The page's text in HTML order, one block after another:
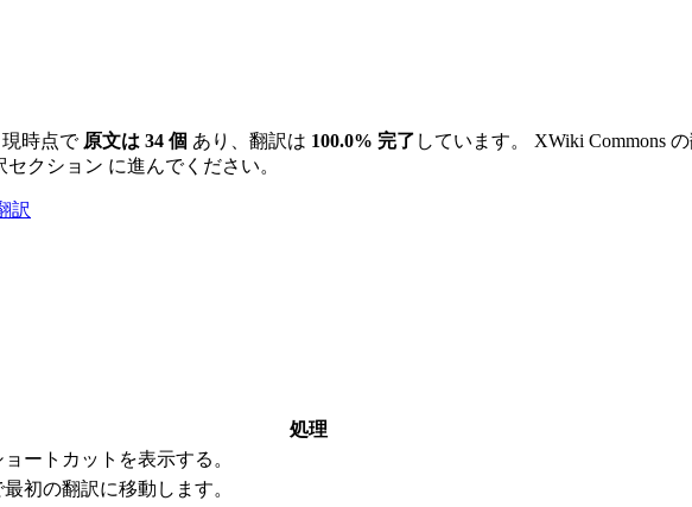
現時点で 原文は 34 個 あり、翻訳は 100.0% 完了 しています。 XWiki Commons
クション に進んでください。
訳
処理
ートカットを表示する。
初の翻訳に移動します。